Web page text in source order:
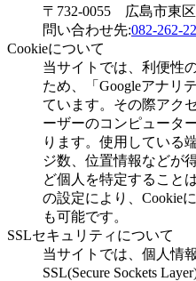
〒732-0055 広島市東
問い合わせ先:082-262-
Cookieについて
当サイトでは、利便性
ため、「Googleアナリ
ています。その際アク
ーザーのコンピュータ
ります。使用している
ジ数、位置情報などが
ど個人を特定すること
の設定により、Cookie
も可能です。
SSLセキュリティについて
当サイトでは、個人情
SSL(Secure Sockets